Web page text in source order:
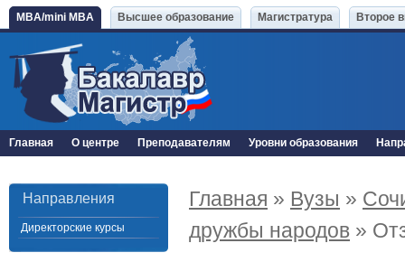
MBA/mini MBA Высшее образование Магистратура Второе
Главная О центре Преподавателям Уровни образования
Направления
Директорские курсы
Главная » Вузы »
дружбы народов »